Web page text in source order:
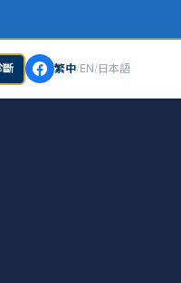
斷 繁中/EN/日本語